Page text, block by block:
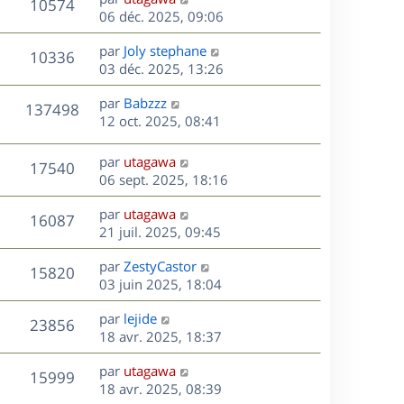
g
e
s
a
g
e
m
e
s
s
a
g
e
e
s
i
e
r
m
e
s
s
a
g
e
10574
u
e
s
e
r
n
i
e
r
m
e
s
s
a
g
e
06 déc. 2025, 09:06
10336V
u
e
D
e
r
n
i
e
r
m
e
s
s
a
g
e
par Joly stephane
03 déc. 2025, 13:26
137498V
u
D
e
n
i
e
r
m
e
s
s
a
g
e
par Babzzz
12 oct. 2025, 08:41
17540V
u
s
D
e
r
n
i
e
r
m
e
s
s
a
g
e
par utagawa
06 sept. 2025, 18:16
16087V
u
D
e
r
n
i
e
r
m
e
s
s
par utagawa
21 juil. 2025, 09:45
15820V
u
e
s
D
e
r
n
i
e
r
m
par ZestyCastor
03 juin 2025, 18:04
23856V
u
D
e
r
n
i
par lejide
18 avr. 2025, 18:37
15999V
D
e
par utagawa
18 avr. 2025, 08:39